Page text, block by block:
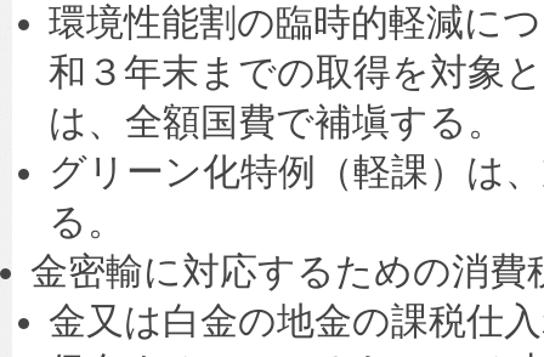
環境性能割の臨時的軽減に
和３年末までの取得を対象
は、全額国費で補塡する。
グリーン化特例（軽課）は
る。
金密輸に対応するための消
金又は白金の地金の課税仕